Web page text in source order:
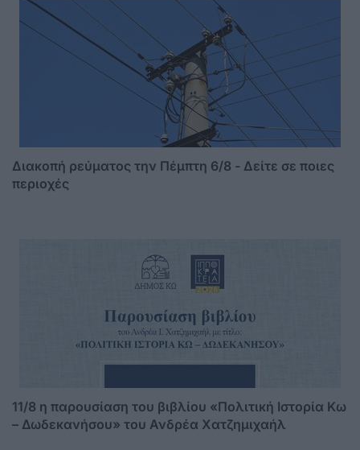
Διακοπή ρεύματος την Πέμπτη 6/8 - Δείτε σε ποιες
περιοχές
11/8 η παρουσίαση του βιβλίου «Πολιτική Ιστορία Κω
– Δωδεκανήσου» του Ανδρέα Χατζημιχαήλ